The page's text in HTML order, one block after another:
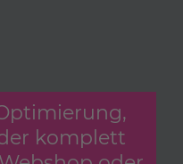
komplett